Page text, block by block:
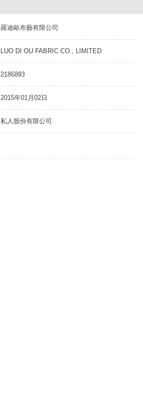
羅迪歐布藝有限公司
LUO DI OU FABRIC CO., LIMITED
2186893
2015年01月02日
私人股份有限公司